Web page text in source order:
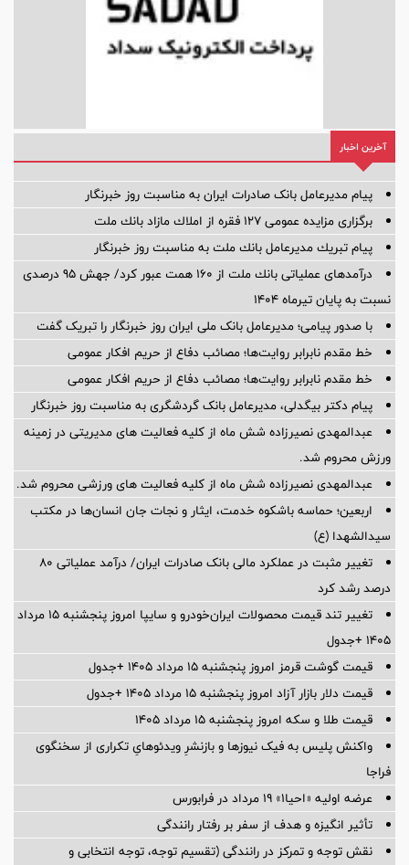
آخرین اخبار
پیام مدیرعامل بانک صادرات ایران به مناسبت روز خبرنگار
برگزاری مزایده عمومی 127 فقره از املاك مازاد بانك ملت
پیام تبریك مدیرعامل بانك ملت به مناسبت روز خبرنگار
درآمدهای عملیاتی بانك ملت از 160 همت عبور كرد/ جهش 95 درصدی
نسبت به پایان تیرماه 1404
با صدور پیامی؛ مدیرعامل بانک ملی ایران روز خبرنگار را تبریک گفت
خط مقدم نابرابر روایت‌ها؛ مصائب دفاع از حریم افکار عمومی
خط مقدم نابرابر روایت‌ها؛ مصائب دفاع از حریم افکار عمومی
پیام دکتر بیگدلی، مدیرعامل بانک گردشگری به مناسبت روز خبرنگار
عبدالمهدی نصیرزاده شش ماه از کلیه فعالیت های مدیریتی در زمینه
ورزش محروم شد.
عبدالمهدی نصیرزاده شش ماه از کلیه فعالیت های ورزشی محروم شد.
اربعین؛ حماسه باشکوه خدمت، ایثار و نجات جان انسان‌ها در مکتب
سیدالشهدا (ع)
تغییر مثبت در عملکرد مالی بانک صادرات ایران/ درآمد عملیاتی 80
درصد رشد کرد
تغییر تند قیمت محصولات ایران‌خودرو و سایپا امروز پنجشنبه ۱۵ مرداد
۱۴۰۵ +جدول
قیمت گوشت قرمز امروز پنجشنبه ۱۵ مرداد ۱۴۰۵ +جدول
قیمت دلار بازار آزاد امروز پنجشنبه ۱۵ مرداد ۱۴۰۵ +جدول
قیمت طلا و سکه امروز پنجشنبه ۱۵ مرداد ۱۴۰۵
واکنش پلیس به فیک نیوزها و بازنشرِ ویدئوهایِ تکراری از سخنگوی
فراجا
عرضه اولیه «احیا۱» ۱۹ مرداد در فرابورس
تأثیر انگیزه و هدف از سفر بر رفتار رانندگی
نقش توجه و تمرکز در رانندگی (تقسیم توجه، توجه انتخابی و